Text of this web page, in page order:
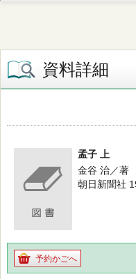
資料詳細
孟子 上
金谷 治／著
朝日新聞社
予約かごへ